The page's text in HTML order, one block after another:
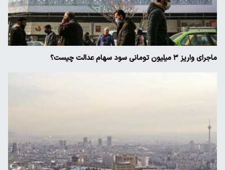
ماجرای واریز ۳ میلیون تومانی سود سهام عدالت چیست؟